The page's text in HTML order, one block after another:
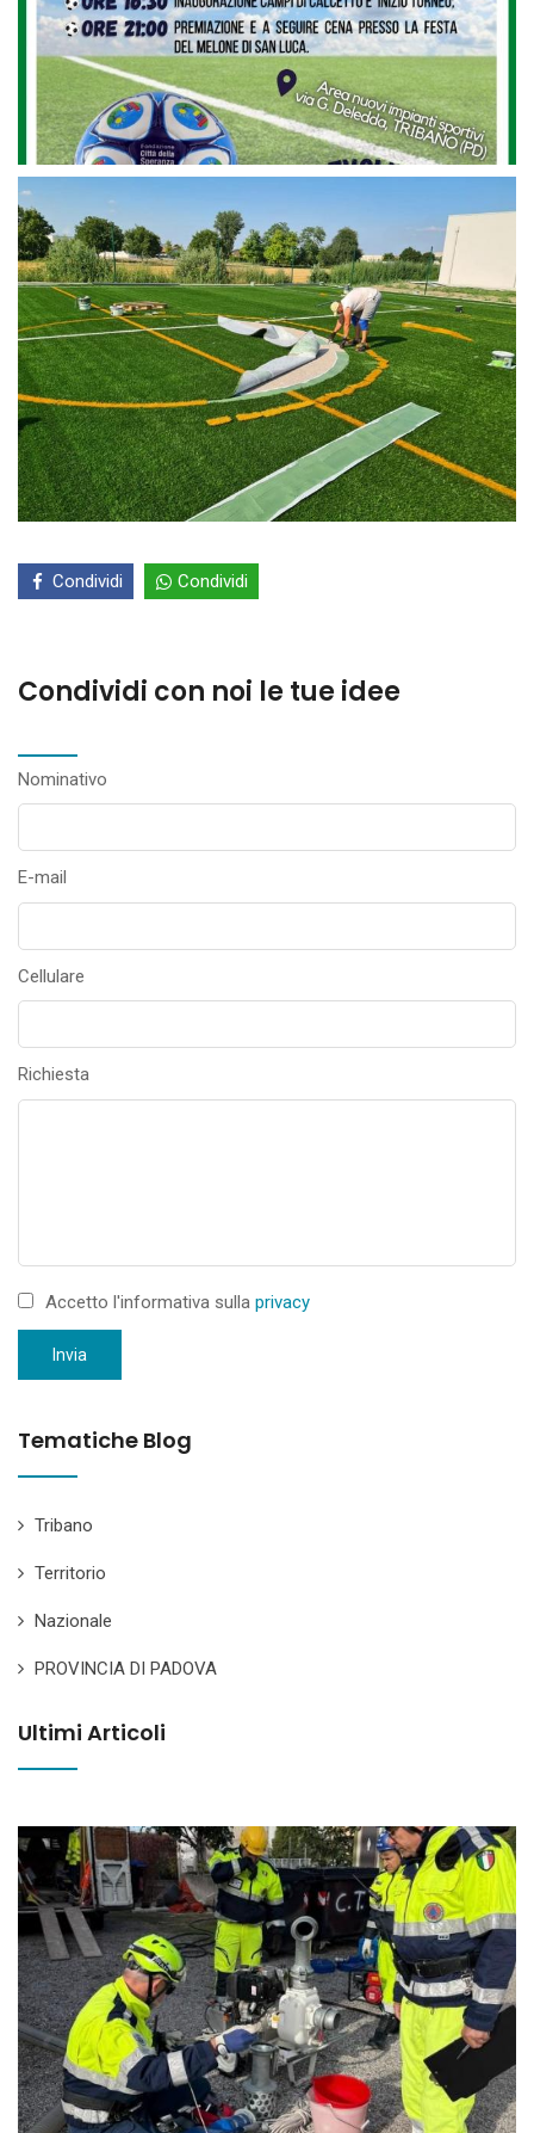
Condividi Condividi
Condividi con noi le tue idee
Nominativo
E-mail
Cellulare
Richiesta
Accetto l'informativa sulla privacy
Invia
Tematiche Blog
Tribano
Territorio
Nazionale
PROVINCIA DI PADOVA
Ultimi Articoli